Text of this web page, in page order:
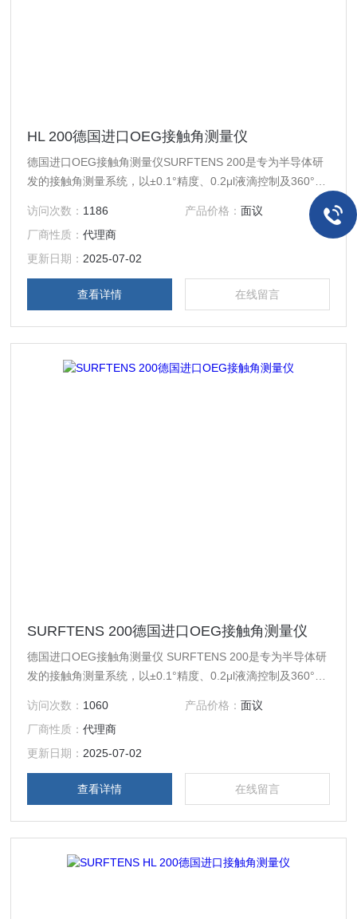
HL 200德国进口OEG接触角测量仪
德国进口OEG接触角测量仪SURFTENS 200是专为半导体研
发的接触角测量系统，以±0.1°精度、0.2μl液滴控制及360°晶
圆扫描能力，1秒内分析表面润湿性。紧凑设计集成高精度光
学系统，支持自动/手动滴液模式，适配200mm晶圆真空无损
检测，精准优化光刻胶附着力与表面能。
访问次数： 1186 产品价格： 面议
厂商性质：代理商
更新日期： 2025-07-02
查看详情 在线留言
SURFTENS 200德国进口OEG接触角测量仪
德国进口OEG接触角测量仪 SURFTENS 200是专为半导体研
发的接触角测量系统，以±0.1°精度、0.2μl液滴控制及360°晶
学系统，支持自动/手动滴液模式，适配200mm晶圆真空无损
检测，精准优化光刻胶附着力与表面能。
访问次数： 1060 产品价格： 面议
厂商性质：代理商
更新日期： 2025-07-02
查看详情 在线留言